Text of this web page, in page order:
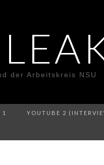
der Arbeitskreis NSU
YOUTUBE 2